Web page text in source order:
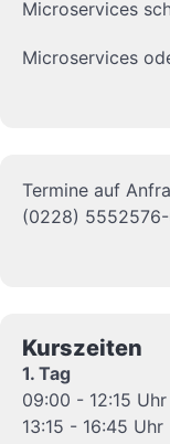
Microservices
Microservices
Termine auf
(0228)
Kurszeiten
1. Tag
09:00 - 12:15 Uhr
13:15 - 16:45 Uhr